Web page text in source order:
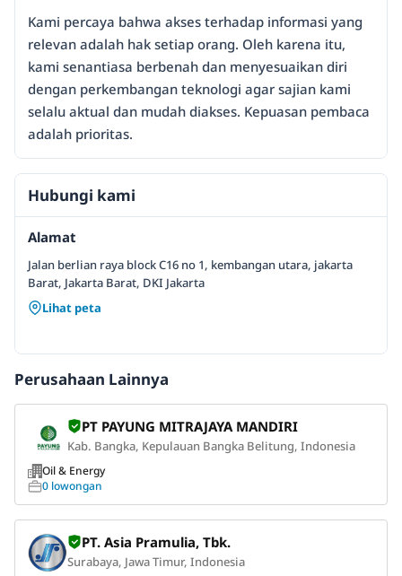
Kami percaya bahwa akses terhadap informasi yang
relevan adalah hak setiap orang. Oleh karena itu,
kami senantiasa berbenah dan menyesuaikan diri
dengan perkembangan teknologi agar sajian kami
selalu aktual dan mudah diakses. Kepuasan pembaca
adalah prioritas.
Hubungi kami
Alamat
Jalan berlian raya block C16 no 1, kembangan utara, jakarta
Barat, Jakarta Barat, DKI Jakarta
Lihat peta
Perusahaan Lainnya
PT PAYUNG MITRAJAYA MANDIRI
Kab. Bangka, Kepulauan Bangka Belitung, Indonesia
Oil & Energy
0 lowongan
PT. Asia Pramulia, Tbk.
Surabaya, Jawa Timur, Indonesia